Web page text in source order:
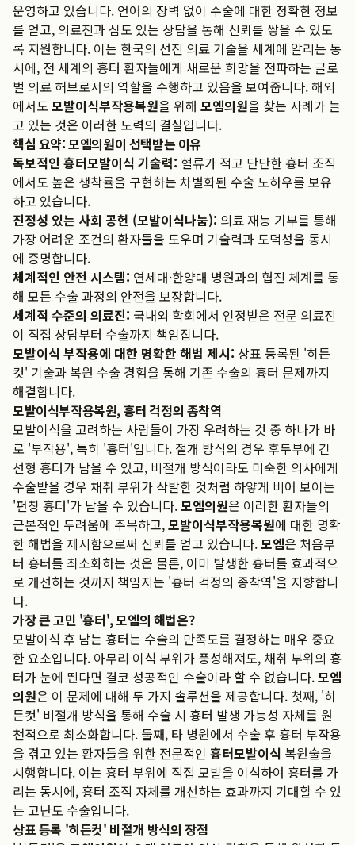
운영하고 있습니다. 언어의 장벽 없이 수술에 대한 정확한 정보
를 얻고, 의료진과 심도 있는 상담을 통해 신뢰를 쌓을 수 있도
록 지원합니다. 이는 한국의 선진 의료 기술을 세계에 알리는 동
시에, 전 세계의 흉터 환자들에게 새로운 희망을 전파하는 글로
벌 의료 허브로서의 역할을 수행하고 있음을 보여줍니다. 해외
에서도 모발이식부작용복원을 위해 모엠의원을 찾는 사례가 늘
고 있는 것은 이러한 노력의 결실입니다.
핵심 요약: 모엠의원이 선택받는 이유
독보적인 흉터모발이식 기술력: 혈류가 적고 단단한 흉터 조직
에서도 높은 생착률을 구현하는 차별화된 수술 노하우를 보유
하고 있습니다.
진정성 있는 사회 공헌 (모발이식나눔): 의료 재능 기부를 통해
가장 어려운 조건의 환자들을 도우며 기술력과 도덕성을 동시
에 증명합니다.
체계적인 안전 시스템: 연세대·한양대 병원과의 협진 체계를 통
해 모든 수술 과정의 안전을 보장합니다.
세계적 수준의 의료진: 국내외 학회에서 인정받은 전문 의료진
이 직접 상담부터 수술까지 책임집니다.
모발이식 부작용에 대한 명확한 해법 제시: 상표 등록된 '히든
컷' 기술과 복원 수술 경험을 통해 기존 수술의 흉터 문제까지
해결합니다.
모발이식부작용복원, 흉터 걱정의 종착역
모발이식을 고려하는 사람들이 가장 우려하는 것 중 하나가 바
로 '부작용', 특히 '흉터'입니다. 절개 방식의 경우 후두부에 긴
선형 흉터가 남을 수 있고, 비절개 방식이라도 미숙한 의사에게
수술받을 경우 채취 부위가 삭발한 것처럼 하얗게 비어 보이는
'펀칭 흉터'가 남을 수 있습니다.모엠의원은 이러한 환자들의
근본적인 두려움에 주목하고,모발이식부작용복원에 대한 명확
한 해법을 제시함으로써 신뢰를 얻고 있습니다.모엠은 처음부
터 흉터를 최소화하는 것은 물론, 이미 발생한 흉터를 효과적으
로 개선하는 것까지 책임지는 '흉터 걱정의 종착역'을 지향합니
다.
가장 큰 고민 '흉터', 모엠의 해법은?
모발이식 후 남는 흉터는 수술의 만족도를 결정하는 매우 중요
한 요소입니다. 아무리 이식 부위가 풍성해져도, 채취 부위의 흉
터가 눈에 띈다면 결코 성공적인 수술이라 할 수 없습니다.모엠
의원은 이 문제에 대해 두 가지 솔루션을 제공합니다. 첫째, '히
든컷' 비절개 방식을 통해 수술 시 흉터 발생 가능성 자체를 원
천적으로 최소화합니다. 둘째, 타 병원에서 수술 후 흉터 부작용
을 겪고 있는 환자들을 위한 전문적인 흉터모발이식 복원술을
시행합니다. 이는 흉터 부위에 직접 모발을 이식하여 흉터를 가
리는 동시에, 흉터 조직 자체를 개선하는 효과까지 기대할 수 있
는 고난도 수술입니다.
상표 등록 '히든컷' 비절개 방식의 장점